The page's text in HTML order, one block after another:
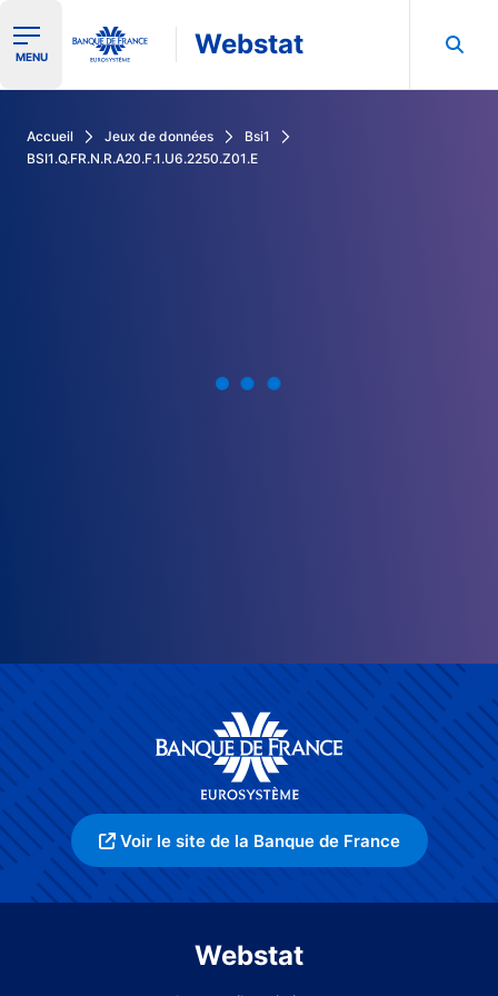
Ouvrir le menu de navigation
MENU Webstat
Accueil Jeux de données
Bsi1
BSI1.Q.FR.N.R.A20.F.1.U6.2250.Z01.E
Voir le site de la Banque de France
Webstat